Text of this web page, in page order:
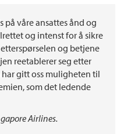
på våre ansattes ånd og
og intenst for å sikre
og betjene
reetablerer seg etter
gitt oss muligheten til
som det ledende
Airlines.